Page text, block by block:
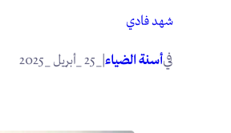
شهد فادي
فيأسنة الضياء